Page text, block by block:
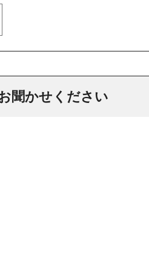
聞かせください